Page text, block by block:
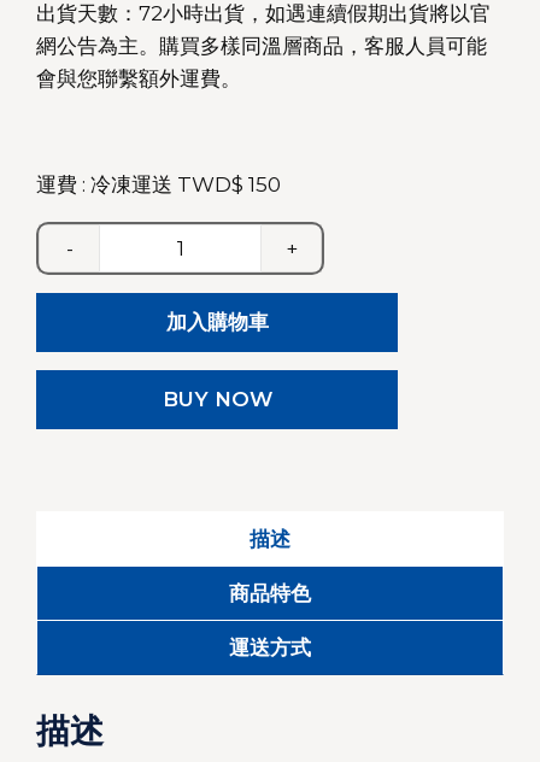
出貨天數：72小時出貨，如遇連續假期出貨將以官
網公告為主。購買多樣同溫層商品，客服人員可能
會與您聯繫額外運費。
運費 : 冷凍運送 TWD$ 150
-
玫
瑰
果
量
+
加入購物車
BUY NOW
描述
商品特色
運送方式
描述